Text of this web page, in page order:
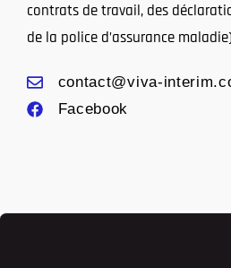
contrats de travail, des
de la police d’assurance
contact@viva-
Facebook